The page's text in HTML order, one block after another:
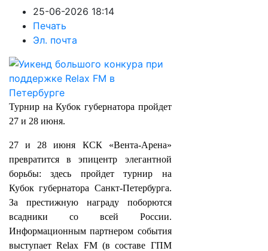
25-06-2026 18:14
Печать
Эл. почта
Турнир на Кубок губернатора пройдет
27 и 28 июня.
27 и 28 июня КСК «Вента‑Арена»
превратится в эпицентр элегантной
борьбы: здесь пройдет турнир на
Кубок губернатора Санкт‑Петербурга.
За престижную награду поборются
всадники со всей России.
Информационным партнером события
выступает Relax FM (в составе ГПМ